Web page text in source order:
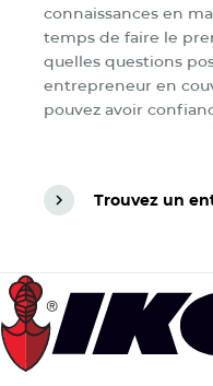
connaissances en
temps de faire le
quelles questions
entrepreneur en
pouvez avoir
Trouvez un